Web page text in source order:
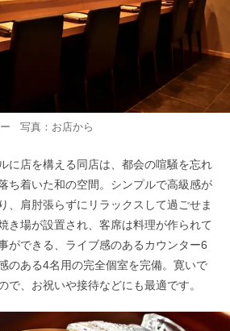
写真：お店から
に店を構える同店は、都会の喧騒を忘れ
ち着いた和の空間。シンプルで高級感が
、肩肘張らずにリラックスして過ごせま
き場が設置され、客席は料理が作られて
ができる、ライブ感のあるカウンター6
のある4名用の完全個室を完備。寛いで
で、お祝いや接待などにも最適です。